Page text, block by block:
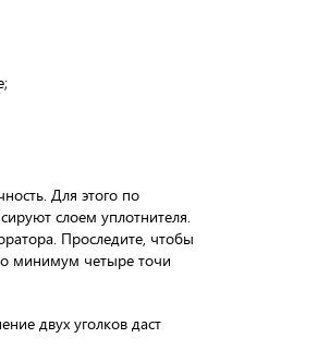
Для этого по
слоем уплотнителя.
Проследите, чтобы
минимум четыре точи
двух уголков даст